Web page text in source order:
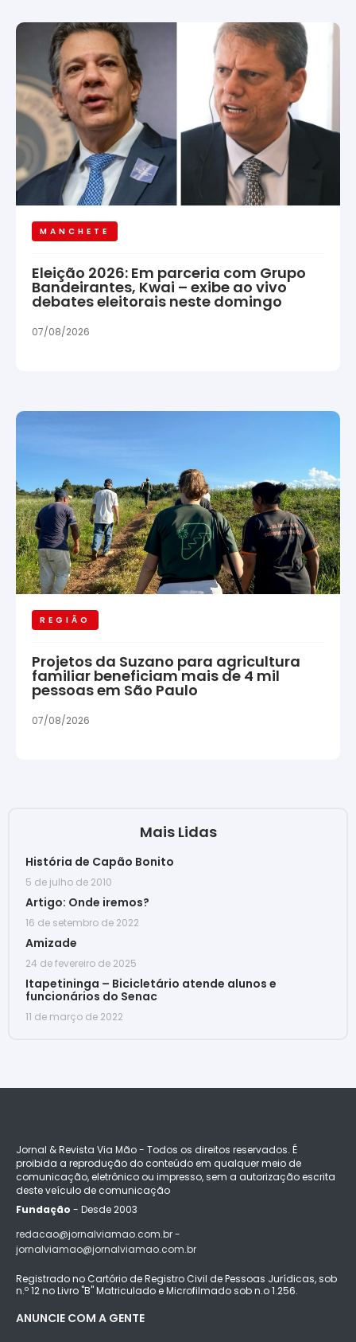
MANCHETE
Eleição 2026: Em parceria com Grupo
Bandeirantes, Kwai – exibe ao vivo
debates eleitorais neste domingo
07/08/2026
REGIÃO
Projetos da Suzano para agricultura
familiar beneficiam mais de 4 mil
pessoas em São Paulo
07/08/2026
Mais Lidas
História de Capão Bonito
5 de julho de 2010
Artigo: Onde iremos?
16 de setembro de 2022
Amizade
24 de fevereiro de 2025
Itapetininga – Bicicletário atende alunos e
funcionários do Senac
11 de março de 2022
Jornal & Revista Via Mão - Todos os direitos reservados. É
proibida a reprodução do conteúdo em qualquer meio de
comunicação, eletrônico ou impresso, sem a autorização escrita
deste veículo de comunicação
Fundação - Desde 2003
redacao@jornalviamao.com.br -
jornalviamao@jornalviamao.com.br
Registrado no Cartório de Registro Civil de Pessoas Jurídicas, sob
n.º 12 no Livro "B" Matriculado e Microfilmado sob n.o 1.256.
ANUNCIE COM A GENTE